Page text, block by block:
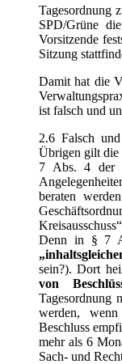
Tagesordnung
SPD/Grüne
Vorsitzende
Sitzung
Damit hat die
ist falsch und
2.6 Falsch
Übrigen gilt die
7 Abs. 4 der
beraten
Denn in § 7
sein?). Dort
von
Tagesordnung
werden, wenn
Beschluss
mehr als 6
Sach- und